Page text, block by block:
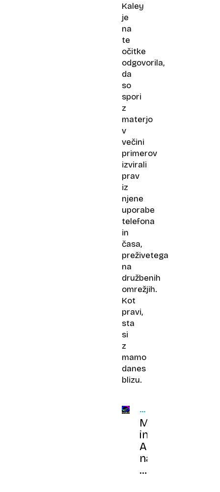
Kaley
je
na
te
očitke
odgovorila,
da
so
spori
z
materjo
v
večini
primerov
izvirali
prav
iz
njene
uporabe
telefona
in
časa,
preživetega
na
družbenih
omrežjih.
Kot
pravi,
sta
si
z
mamo
danes
blizu.
PRELOMNI
PROCES
Meta
in
Alphabet
na
sodišču